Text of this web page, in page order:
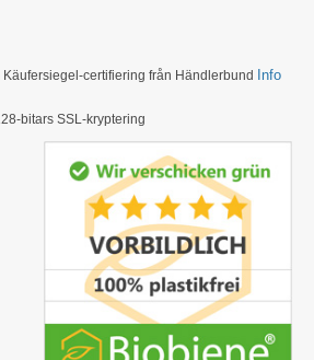
certifiering från Händlerbund Info
bitars SSL-kryptering